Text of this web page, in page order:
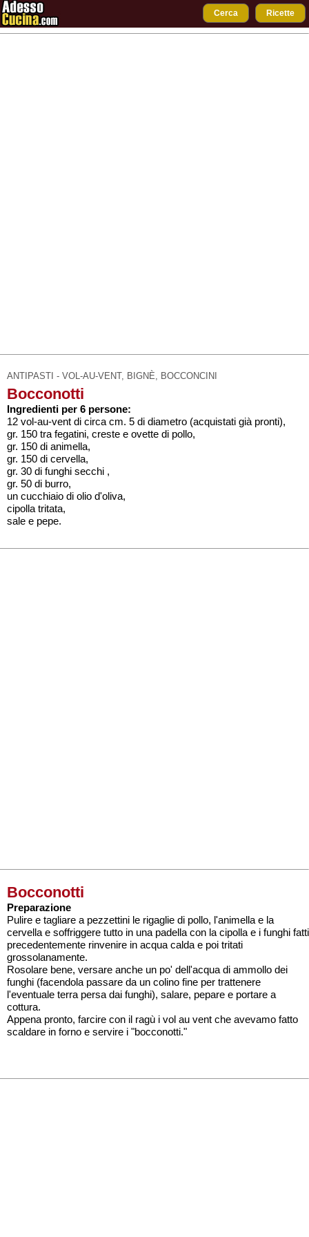
Cerca Ricette
ANTIPASTI - VOL-AU-VENT, BIGNÈ, BOCCONCINI
Bocconotti
Ingredienti per 6 persone:
12 vol-au-vent di circa cm. 5 di diametro (acquistati già pronti),
gr. 150 tra fegatini, creste e ovette di pollo,
gr. 150 di animella,
gr. 150 di cervella,
gr. 30 di funghi secchi ,
gr. 50 di burro,
un cucchiaio di olio d'oliva,
cipolla tritata,
sale e pepe.
Bocconotti
Preparazione
Pulire e tagliare a pezzettini le rigaglie di pollo, l'animella e la
cervella e soffriggere tutto in una padella con la cipolla e i funghi fatti
precedentemente rinvenire in acqua calda e poi tritati
grossolanamente.
Rosolare bene, versare anche un po' dell'acqua di ammollo dei
funghi (facendola passare da un colino fine per trattenere
l'eventuale terra persa dai funghi), salare, pepare e portare a
cottura.
Appena pronto, farcire con il ragù i vol au vent che avevamo fatto
scaldare in forno e servire i "bocconotti."